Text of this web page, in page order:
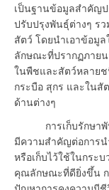
เป็นฐานข้อมูลสำคัญ
ปรับปรุงพันธุ์ต่างๆ ร
สัตว์ โดยนำเอาข้อมู
ลักษณะที่ปรากฏภาย
ในพืชและสัตว์หลายช
กระบือ สุกร และในสั
ด้านต่างๆ
การเก็บรักษาพัน
มีความสำคัญต่อการน
หรือเก็บไว้ใช้ในกระ
คุณลักษณะที่ดียิ่งขึ้น ก